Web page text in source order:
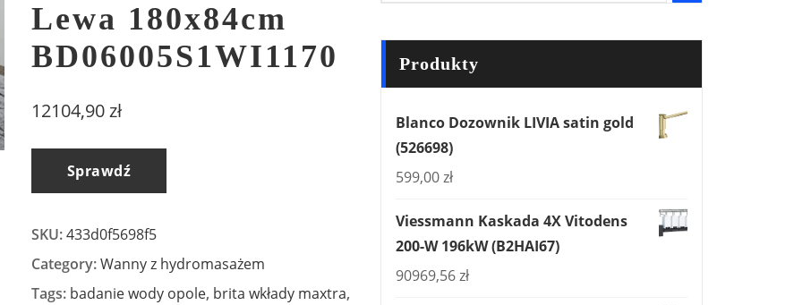
Lewa 180x84cm
BD06005S1WI1170
12104,90zł
Sprawdź
SKU:433d0f5698f5
Category:Wanny z hydromasażem
Tags: badanie wody opole, brita wkłady maxtra,
Produkty
Blanco Dozownik LIVIA satin gold
(526698)
599,00zł
Viessmann Kaskada 4X Vitodens
200-W 196kW (B2HAI67)
90969,56zł